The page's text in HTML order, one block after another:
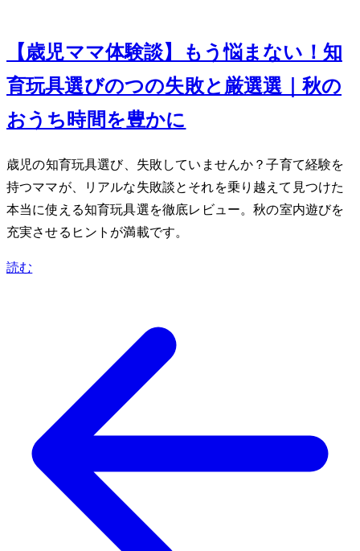
【3歳児ママ体験談】もう悩まない！知
育玩具選びの3つの失敗と厳選7選｜秋の
おうち時間を豊かに
3歳児の知育玩具選び、失敗していませんか？子育て経験を
持つママが、リアルな失敗談とそれを乗り越えて見つけた
本当に使える知育玩具7選を徹底レビュー。秋の室内遊びを
充実させるヒントが満載です。
読む